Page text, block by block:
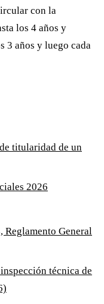
con la
los 4 años y
3 años y luego cada
titularidad de un
2026
Reglamento General
técnica de